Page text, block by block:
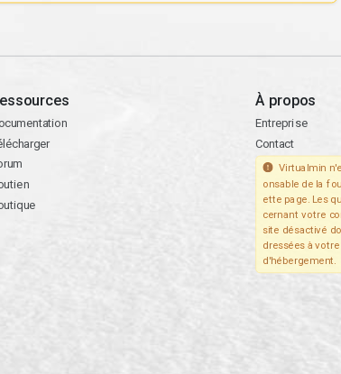
À propos
Entreprise
Contact
Virtualmin
onsable de la
ette page. Les
cernant votre
site désactivé
dressées à
d'hébergement.